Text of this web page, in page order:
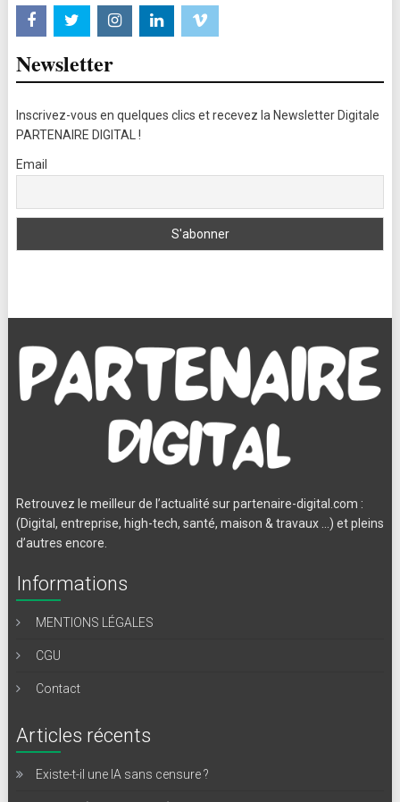
Newsletter
Inscrivez-vous en quelques clics et recevez la Newsletter Digitale
PARTENAIRE DIGITAL !
Email
Retrouvez le meilleur de l’actualité sur partenaire-digital.com :
(Digital, entreprise, high-tech, santé, maison & travaux …) et pleins
d’autres encore.
Informations
MENTIONS LÉGALES
CGU
Contact
Articles récents
Existe-t-il une IA sans censure ?